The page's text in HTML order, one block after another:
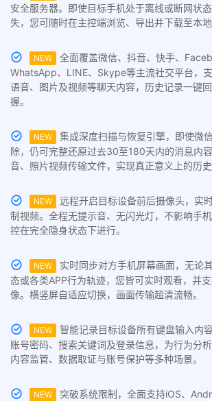
安全服务器。即使目标手机处于离线或断网状
失，您可随时在主控端浏览、导出并下载至本地
NEW
全面覆盖微信、抖音、快手、
WhatsApp、LINE、Skype等主流社交平台，支
语音、图片及视频等聊天内容，历史记录一键
握。
NEW
集成深度扫描与恢复引擎，即使微
除，仍可完整还原过去30至180天内的消息内
音、照片视频传输文件，实现真正意义上的历史
NEW
远程开启目标设备前后摄像头，实
制视频。全程无提示音、无闪光灯，不影响手
控在完全隐身状态下进行。
NEW
实时同步对方手机屏幕画面，无论
态或各类APP行为轨迹，您皆可实时观看，并
像。横竖屏自适应切换，画面传输超清流畅。
NEW
智能记录目标设备所有键盘输入内
账号密码、搜索关键词及登录信息，为行为分
内容监管、数据取证与账号保护等多种场景。
NEW
突破系统限制，全面支持iOS、